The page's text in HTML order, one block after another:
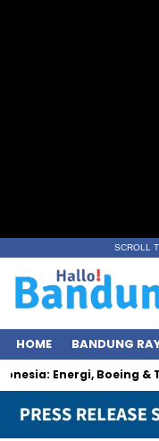
SCROLL
HOME BANDUNG
Energi, Boeing &